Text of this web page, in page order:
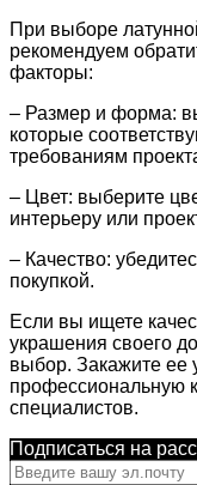
При выборе
рекомендуем
факторы:
– Размер и форма:
которые
требованиям
– Цвет: выберите
интерьеру или
– Качество:
покупкой.
Если вы ищете
украшения своего
выбор. Закажите ее
профессиональную
специалистов.
Подписаться на